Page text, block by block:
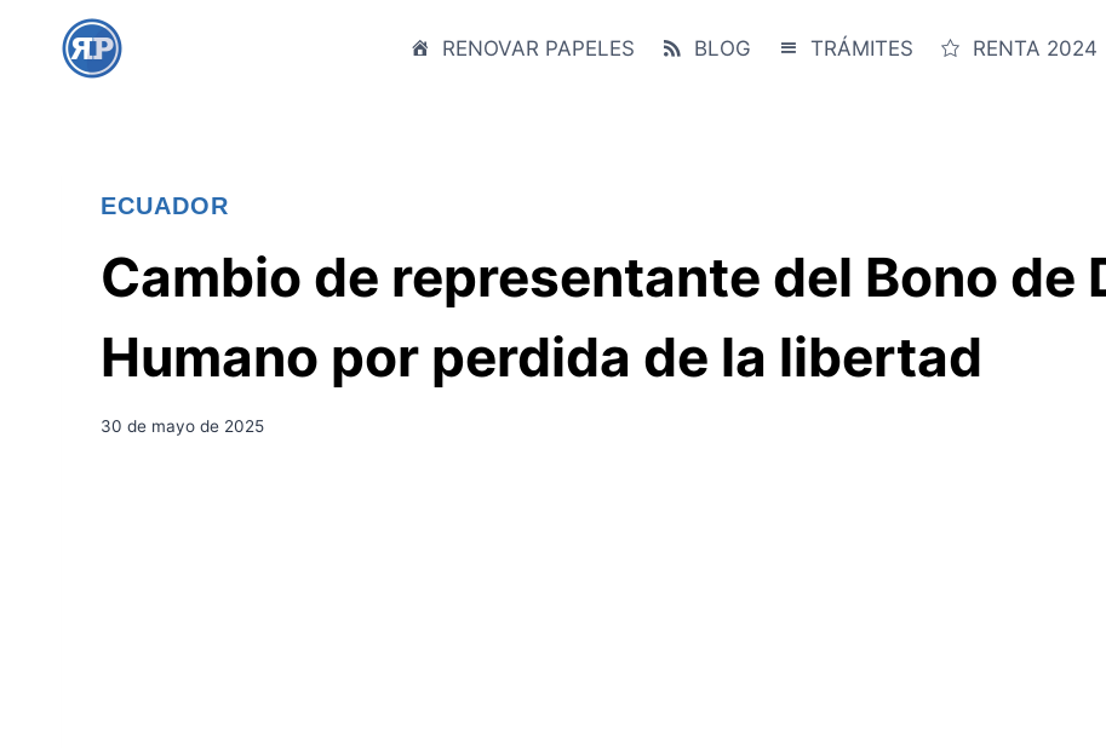
RENOVAR PAPELES BLOG TRÁMITES RENTA 2024
ECUADOR
Cambio de representante del Bono de
Humano por perdida de la libertad
30 de mayo de 2025